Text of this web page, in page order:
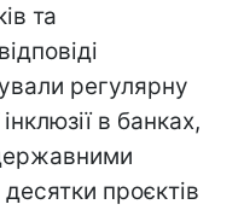
та
регулярну
в банках,
проєктів